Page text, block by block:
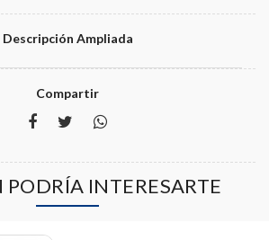
Descripción Ampliada
Compartir
INTERESARTE